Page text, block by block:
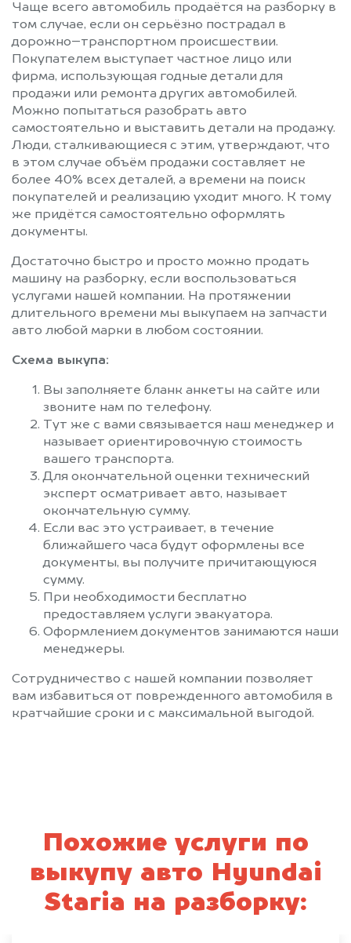
Чаще всего автомобиль продаётся на разборку в
том случае, если он серьёзно пострадал в
дорожно–транспортном происшествии.
Покупателем выступает частное лицо или
фирма, использующая годные детали для
продажи или ремонта других автомобилей.
Можно попытаться разобрать авто
самостоятельно и выставить детали на продажу.
Люди, сталкивающиеся с этим, утверждают, что
в этом случае объём продажи составляет не
более 40% всех деталей, а времени на поиск
покупателей и реализацию уходит много. К тому
же придётся самостоятельно оформлять
документы.
Достаточно быстро и просто можно продать
машину на разборку, если воспользоваться
услугами нашей компании. На протяжении
длительного времени мы выкупаем на запчасти
авто любой марки в любом состоянии.
Схема выкупа:
Вы заполняете бланк анкеты на сайте или
звоните нам по телефону.
Тут же с вами связывается наш менеджер и
называет ориентировочную стоимость
вашего транспорта.
Для окончательной оценки технический
эксперт осматривает авто, называет
окончательную сумму.
Если вас это устраивает, в течение
ближайшего часа будут оформлены все
документы, вы получите причитающуюся
сумму.
При необходимости бесплатно
предоставляем услуги эвакуатора.
Оформлением документов занимаются наши
менеджеры.
Сотрудничество с нашей компании позволяет
вам избавиться от поврежденного автомобиля в
кратчайшие сроки и с максимальной выгодой.
Похожие услуги по
выкупу авто Hyundai
Staria на разборку: